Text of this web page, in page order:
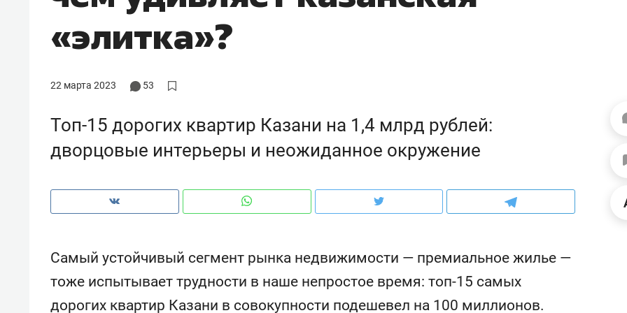
«элитка»?
22 марта 2023 53
Топ-15 дорогих квартир Казани на 1,4 млрд рублей:
дворцовые интерьеры и неожиданное окружение
Самый устойчивый сегмент рынка недвижимости — премиальное жилье —
тоже испытывает трудности в наше непростое время: топ-15 самых
дорогих квартир Казани в совокупности подешевел на 100 миллионов.
рынки, почему надо знать аксакалов и
чем интересен Оман?
Рекомендуем
Как ГК «МИР ГРУПП» и ВТБ
создают оазис жилого
комфорта под Казанью
Рекомендуем
150 камер до квартиры и Face
ID вместо ключа: какой будет
безопасность в ЖК «Нова»
Рекомендуем
Опыт выживания в
природе, работа
с ментальным и